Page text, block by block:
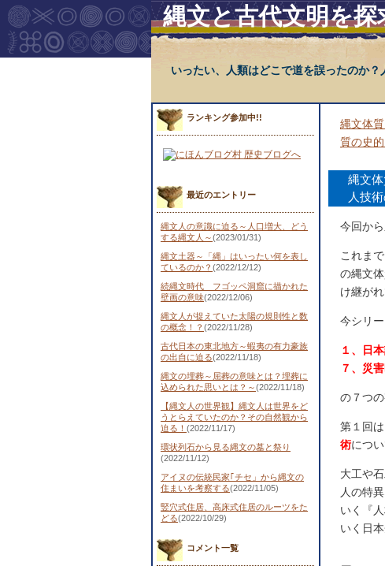
縄文と古代文明を
いったい、人類はどこで道を誤ったのか
ランキング参加中!!
最近のエントリー
縄文人の意識に迫る～人口増大、どう
する縄文人～(2023/01/31)
縄文土器～「縄」はいったい何を表し
ているのか？ (2022/12/12)
続縄文時代 フゴッペ洞窟に描かれた
壁画の意味(2022/12/06)
縄文人が捉えていた太陽の規則性と数
の概念！？ (2022/11/28)
古代日本の東北地方～蝦夷の有力豪族
の出自に迫る(2022/11/18)
縄文の埋葬～屈葬の意味とは？埋葬に
込められた思いとは？～(2022/11/18)
【縄文人の世界観】縄文人は世界をど
うとらえていたのか？その自然観から
迫る！ (2022/11/17)
環状列石から見る縄文の墓と祭り
(2022/11/12)
アイヌの伝統民家｢チセ」から縄文の
住まいを考察する(2022/11/05)
竪穴式住居、高床式住居のルーツをた
どる(2022/10/29)
コメント一覧
縄文体
質の史
縄文
人技
今回か
これま
の縄文
け継がれ
今シリ
１、日
７、災
の７つ
第１回
術につ
大工や
人の特
いく『
いく日